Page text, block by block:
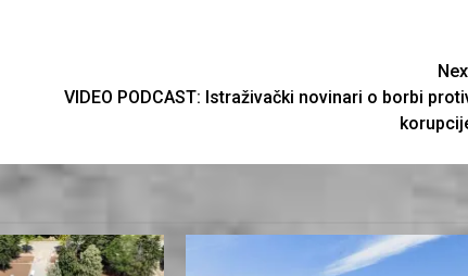
VIDEO PODCAST: Istraživački novinari o borbi